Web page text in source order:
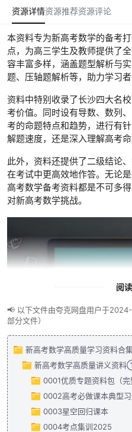
资源详情资源推荐资源评论
本资料专为新高考数学的备考
点，为高三学生及教师提供了
容丰富多样，涵盖题型解析与
题、压轴题解析等，助力学习
资料中特别收录了长沙四大名
考价值。同时设有导数、数列
考的命题特点和趋势，进行有
解题速度，还是深入理解高考
此外，资料还提供了二级结论
在考试中更高效地作答。无论
高考数学备考资料都是不可多
对新高考数学挑战。
阅
📢 以下文件由夸克网盘用户于
部分文件）
新高考数学高质量学习资料合
新高考数学高质量讲义资
0001优质专题资料包（完
2024届一轮复习之圆
第七章 随机变量及其
第七章 随机变量及其
0002高考必做课本典型
2025届高考必做课本
2025届高考必做课本
0003星空回归课本
星空教育 高三二轮专
0004考点集训2025